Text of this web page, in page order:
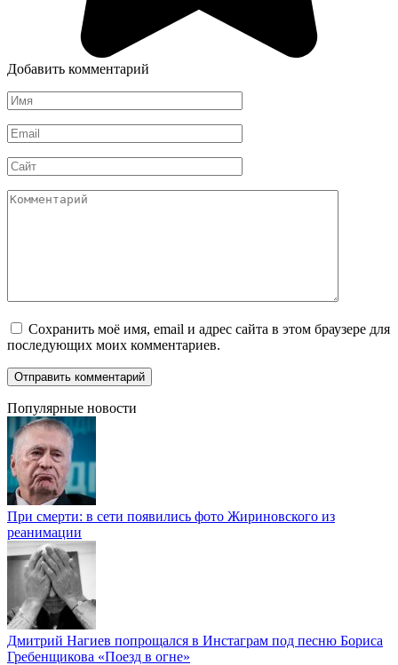
Добавить комментарий
Имя
*
Email
*
Сайт
Комментарий
Сохранить моё имя, email и адрес сайта в этом браузере для
последующих моих комментариев.
Популярные новости
При смерти: в сети появились фото Жириновского из
реанимации
Дмитрий Нагиев попрощался в Инстаграм под песню Бориса
Гребенщикова «Поезд в огне»